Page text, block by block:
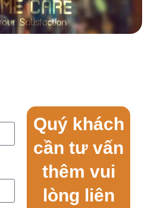
Quý khách
cần tư vấn
thêm vui
lòng liên